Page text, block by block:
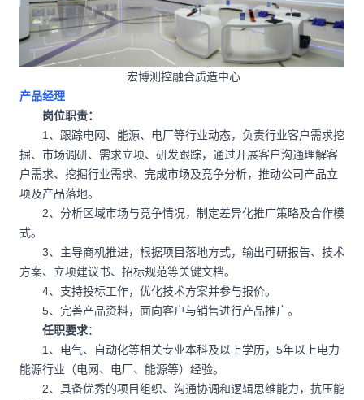
宏博测控融合质造中心
产品经理
岗位职责：
1、跟踪电网、能源、电厂等行业动态，负责行业客户需求挖
掘、市场调研、需求立项、研发跟踪，通过开展客户沟通理解客
户需求、挖掘行业需求、完成市场及竞争分析，推动公司产品立
项及产品落地。
2、分析区域市场与竞争情况，制定差异化推广策略及合作模
式。
3、主导商机推进，根据项目落地方式，输出可研报告、技术
方案、立项建议书、招标规范等关键文档。
4、支持投标工作，优化技术方案并参与报价。
5、完善产品资料，面向客户与销售进行产品推广。
任职要求：
1、电气、自动化等相关专业本科及以上学历，5年以上电力
能源行业（电网、电厂、能源等）经验。
2、具备优秀的项目组织、沟通协调和逻辑思维能力，抗压能